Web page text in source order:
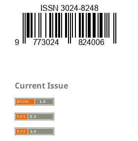
Current Issue